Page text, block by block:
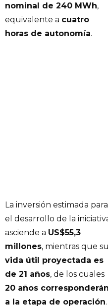
nominal de 240 MWh,
equivalente a cuatro
horas de autonomía.
La inversión estimada para
el desarrollo de la
asciende a US$55,3
millones, mientras que su
vida útil proyectada es
de 21 años, de los cuales
20 años corresponderán
a la etapa de operación.